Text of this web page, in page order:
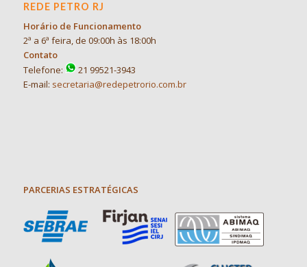
REDE PETRO RJ
Horário de Funcionamento
2ª a 6ª feira, de 09:00h às 18:00h
Contato
Telefone:
21 99521-3943
E-mail: secretaria@redepetrorio.com.br
PARCERIAS ESTRATÉGICAS